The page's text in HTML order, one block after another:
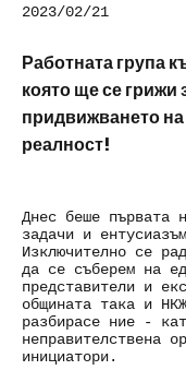
2023/02/21
Работната група
която ще се грижи
придвижването на
реалност!
Днес беше първата
задачи и
Изключително се
да се съберем на
представители и
общината така и
разбирасе ние -
неправителствена
инициатори.